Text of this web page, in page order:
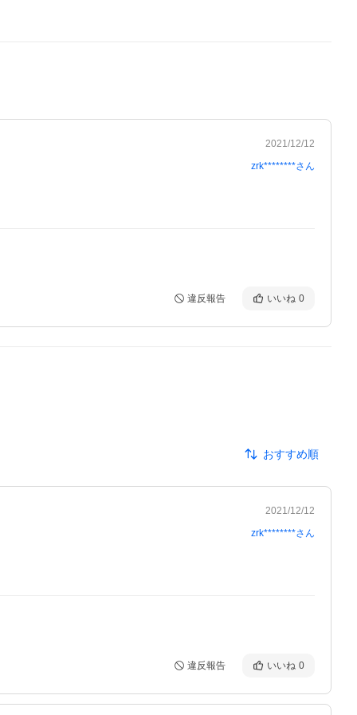
2021/12/12
zrk********さん
違反報告 いいね 0
おすすめ順
2021/12/12
zrk********さん
違反報告 いいね 0